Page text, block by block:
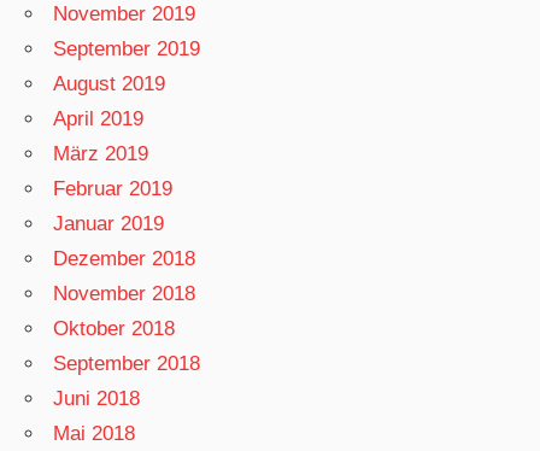
November 2019
September 2019
August 2019
April 2019
März 2019
Februar 2019
Januar 2019
Dezember 2018
November 2018
Oktober 2018
September 2018
Juni 2018
Mai 2018